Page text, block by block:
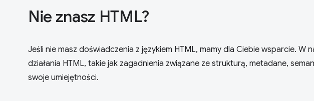
Nie znasz HTML?
Jeśli nie masz doświadczenia z językiem HTML, mamy dla Ciebie wsparcie. W
działania HTML, takie jak zagadnienia związane ze strukturą, metadane,
swoje umiejętności.